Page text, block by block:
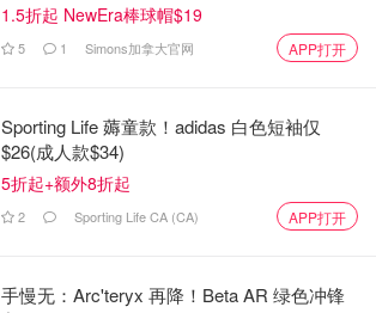
1.5折起 NewEra棒球帽$19
5 1 Simons加拿大官网 APP打开
Sporting Life 薅童款！adidas 白色短袖仅
$26(成人款$34)
5折起+额外8折起
2 Sporting Life CA (CA) APP打开
手慢无：Arc'teryx 再降！Beta AR 绿色冲锋